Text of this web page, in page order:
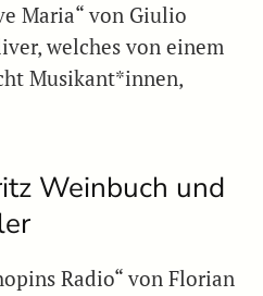
Maria“ von Giulio
welches von einem
Musikant*innen,
Weinbuch und
Radio“ von Florian